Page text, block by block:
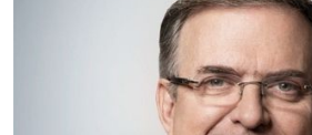
Especificaciones:
HSS, CON
CARBURO, RIMAS,
BROCAS, LIMAS, ETC